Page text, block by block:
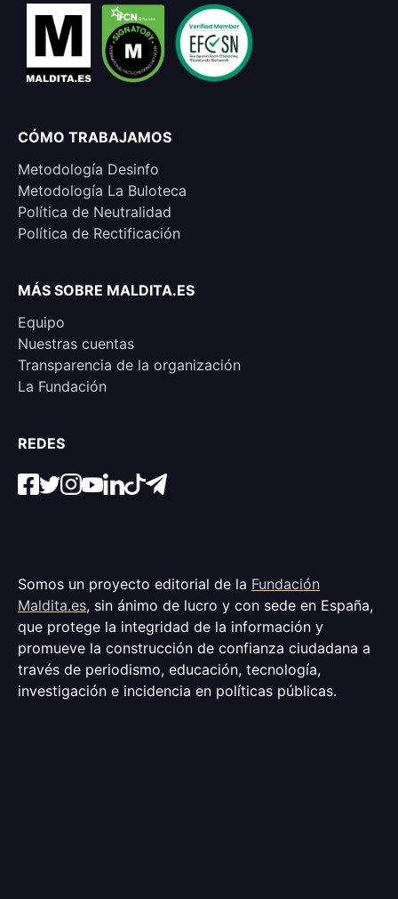
CÓMO TRABAJAMOS
Metodología Desinfo
Metodología La Buloteca
Política de Neutralidad
Política de Rectificación
MÁS SOBRE MALDITA.ES
Equipo
Nuestras cuentas
Transparencia de la organización
La Fundación
REDES
Somos un proyecto editorial de la Fundación
Maldita.es, sin ánimo de lucro y con sede en España,
que protege la integridad de la información y
promueve la construcción de confianza ciudadana a
través de periodismo, educación, tecnología,
investigación e incidencia en políticas públicas.